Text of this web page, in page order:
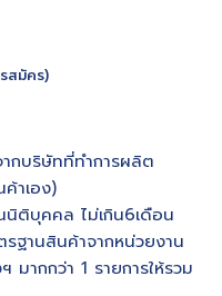
สมัคร)
กบริษัทที่ทำการผลิต
าเอง)
นิติบุคคล ไม่เกิน6เดือน
ฐานสินค้าจากหน่วยงาน
ากกว่า 1 รายการให้รวม